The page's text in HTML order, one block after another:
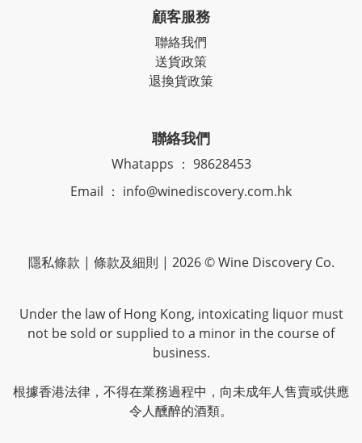
顧客服務
聯絡我們
送貨政策
退換貨政策
聯絡我們
Whatapps ： 98628453
Email ： info@winediscovery.com.hk
隱私條款 | 條款及細則 | 2026 © Wine Discovery Co.
Under the law of Hong Kong, intoxicating liquor must
not be sold or supplied to a minor in the course of
business.
根據香港法律，不得在業務過程中，向未成年人售賣或供應
令人醺醉的酒類。